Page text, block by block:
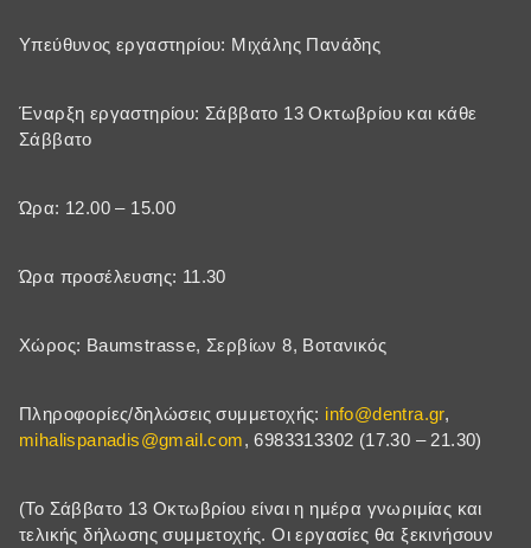
Υπεύθυνος εργαστηρίου: Μιχάλης Πανάδης
Έναρξη εργαστηρίου: Σάββατο 13 Οκτωβρίου και κάθε
Σάββατο
Ώρα: 12.00 – 15.00
Ώρα προσέλευσης: 11.30
Χώρος: Baumstrasse, Σερβίων 8, Βοτανικός
Πληροφορίες/δηλώσεις συμμετοχής: info@dentra.gr,
mihalispanadis@gmail.com, 6983313302 (17.30 – 21.30)
(Το Σάββατο 13 Οκτωβρίου είναι η ημέρα γνωριμίας και
τελικής δήλωσης συμμετοχής. Οι εργασίες θα ξεκινήσουν